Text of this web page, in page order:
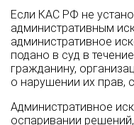
Если КАС РФ не
административным
административное
подано в суд в
гражданину,
о нарушении их прав,
Административное
оспаривании